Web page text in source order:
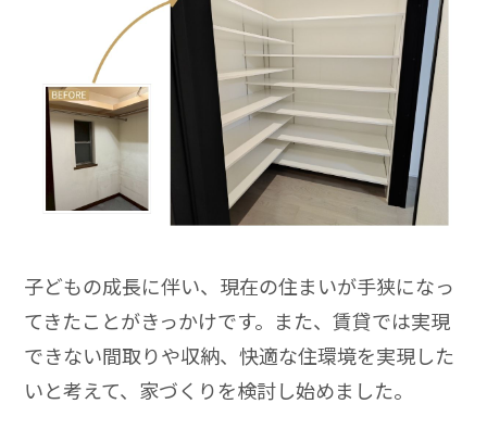
子どもの成長に伴い、現在の住まいが手狭になっ
てきたことがきっかけです。また、賃貸では実現
できない間取りや収納、快適な住環境を実現した
いと考えて、家づくりを検討し始めました。